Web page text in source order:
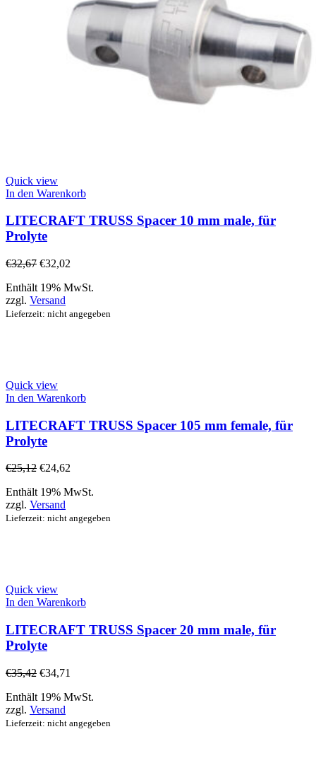
Quick view
In den Warenkorb
LITECRAFT TRUSS Spacer 10 mm male, für
Prolyte
€32,67 €32,02
Enthält 19% MwSt.
zzgl. Versand
Lieferzeit: nicht angegeben
Quick view
In den Warenkorb
LITECRAFT TRUSS Spacer 105 mm female, für
Prolyte
€25,12 €24,62
Enthält 19% MwSt.
zzgl. Versand
Lieferzeit: nicht angegeben
Quick view
In den Warenkorb
LITECRAFT TRUSS Spacer 20 mm male, für
Prolyte
€35,42 €34,71
Enthält 19% MwSt.
zzgl. Versand
Lieferzeit: nicht angegeben